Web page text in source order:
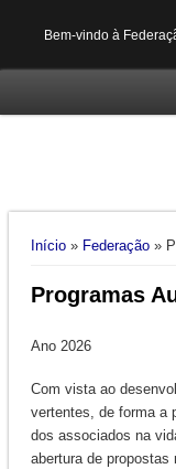
Bem-vindo à
Está aqui
Início» Federação»
Programas
Ano 2026
Com vista ao
vertentes, de forma a
dos associados na
abertura de propostas